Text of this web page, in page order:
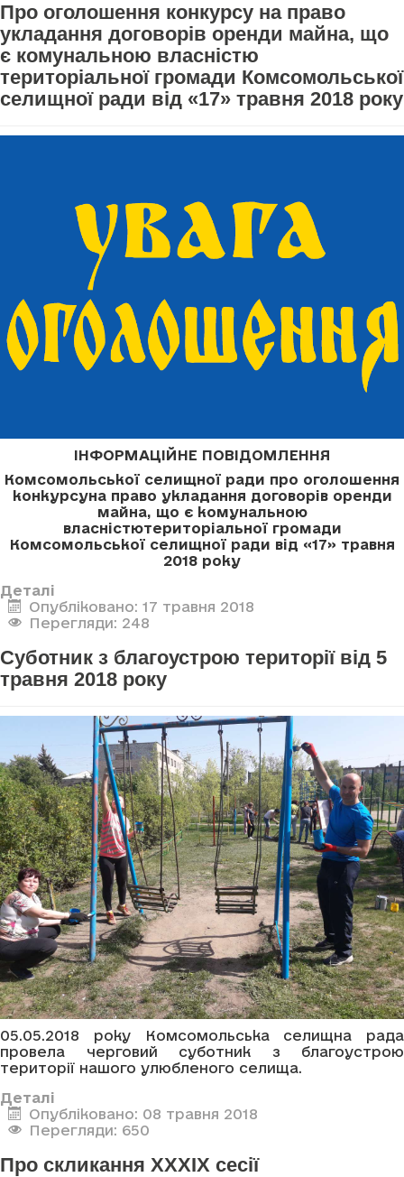
Про оголошення конкурсу на право
укладання договорів оренди майна, що
є комунальною власністю
територіальної громади Комсомольської
селищної ради від «17» травня 2018 року
ІНФОРМАЦІЙНЕ ПОВІДОМЛЕННЯ
Комсомольської селищної ради про оголошення
конкурсуна право укладання договорів оренди
майна, що є комунальною
власністютериторіальної громади
Комсомольської селищної ради від «17» травня
2018 року
Деталі
Опубліковано: 17 травня 2018
Перегляди: 248
Суботник з благоустрою території від 5
травня 2018 року
05.05.2018 року Комсомольська селищна рада
провела черговий суботник з благоустрою
території нашого улюбленого селища.
Деталі
Опубліковано: 08 травня 2018
Перегляди: 650
Про скликання XXXIX сесії